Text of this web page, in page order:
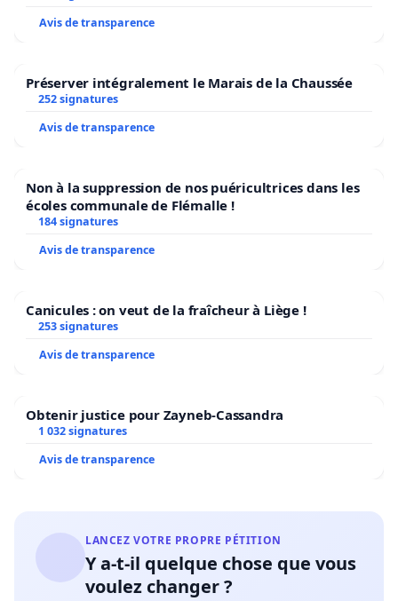
de vous comme le pire Premier ministre à avoir
Legault et vous n’êtes plus digne des fonctions que
vous occupez. Ce poste est beaucoup trop grand
pour le petit homme que vous êtes.
Trop.
C’est maintenant à vous de nous écouter.
Nous vous le redisons : Levez dès maintenant
Ou alors dégagez !
Avis de transparence
Préserver intégralement le Marais de la Chaussée
252 signatures
Avis de transparence
Non à la suppression de nos puéricultrices dans les
écoles communale de Flémalle !
184 signatures
Avis de transparence
Canicules : on veut de la fraîcheur à Liège !
253 signatures
Avis de transparence
Obtenir justice pour Zayneb-Cassandra
1 032 signatures
Avis de transparence
LANCEZ VOTRE PROPRE PÉTITION
Y a-t-il quelque chose que vous
voulez changer ?